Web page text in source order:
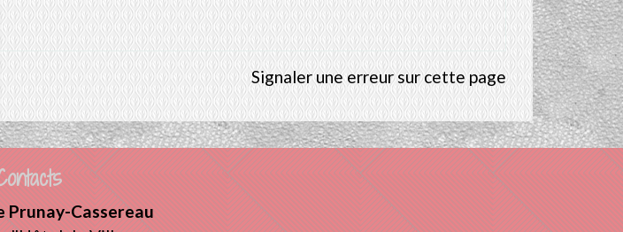
Signaler une erreur sur cette page
Prunay-Cassereau